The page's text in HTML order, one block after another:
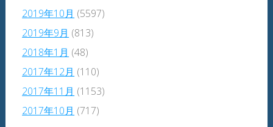
2019年10月 (5597)
2019年9月 (813)
2018年1月 (48)
2017年12月 (110)
2017年11月 (1153)
2017年10月 (717)